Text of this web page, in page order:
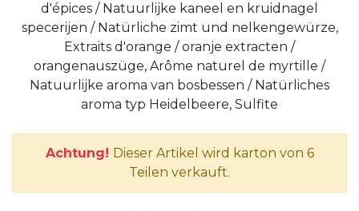
d'épices / Natuurlijke kaneel en kruidnagel
specerijen / Natürliche zimt und nelkengewürze,
Extraits d'orange / oranje extracten /
orangenauszüge, Arôme naturel de myrtille /
Natuurlijke aroma van bosbessen / Natürliches
aroma typ Heidelbeere, Sulfite
Achtung! Dieser Artikel wird karton von 6
Teilen verkauft.